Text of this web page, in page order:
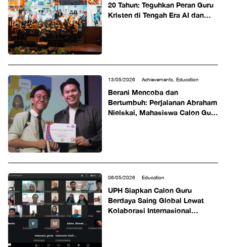
20 Tahun: Teguhkan Peran Guru
Kristen di Tengah Era AI dan
13/05/2026 Achievements, Education
Berani Mencoba dan
Bertumbuh: Perjalanan Abraham
Nielskai, Mahasiswa Calon Guru
06/05/2026 Education
UPH Siapkan Calon Guru
Berdaya Saing Global Lewat
Kolaborasi Internasional